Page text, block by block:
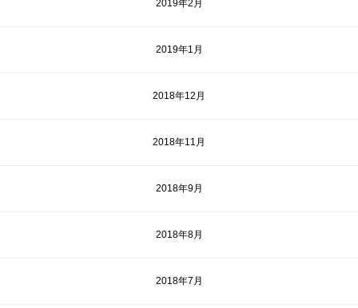
2019年2月
2019年1月
2018年12月
2018年11月
2018年9月
2018年8月
2018年7月